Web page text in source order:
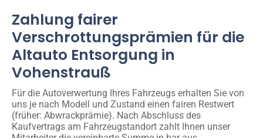
Zahlung fairer
Verschrottungsprämien für die
Altauto Entsorgung in
Vohenstrauß
Für die Autoverwertung Ihres Fahrzeugs erhalten Sie von
uns je nach Modell und Zustand einen fairen Restwert
(früher: Abwrackprämie). Nach Abschluss des
Kaufvertrags am Fahrzeugstandort zahlt Ihnen unser